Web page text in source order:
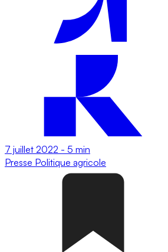
7 juillet 2022 - 5 min
Presse Politique agricole